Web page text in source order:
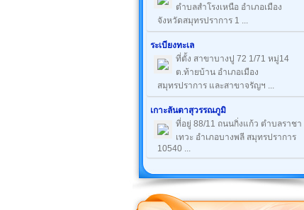
ตำบลสำโรงเหนือ อำเภอเมือง
จังหวัดสมุทรปราการ 1 ...
ระเบียงทะเล
ที่ตั้ง สาขาบางปู 72 1/71 หมู่14
ต.ท้ายบ้าน อำเภอเมือง
สมุทรปราการ และสาขาจรัญฯ ...
เกาะลันตาสุวรรณภูมิ
ที่อยู่ 88/11 ถนนกิ่งแก้ว ตำบลราชา
เทวะ อำเภอบางพลี สมุทรปราการ
10540 ...